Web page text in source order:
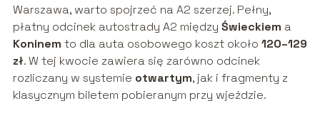
Warszawa, warto spojrzeć na A2 szerzej. Pełny,
płatny odcinek autostrady A2 między Świeckiem a
Koninem to dla auta osobowego koszt około 120–129
zł. W tej kwocie zawiera się zarówno odcinek
rozliczany w systemie otwartym, jak i fragmenty z
klasycznym biletem pobieranym przy wjeździe.